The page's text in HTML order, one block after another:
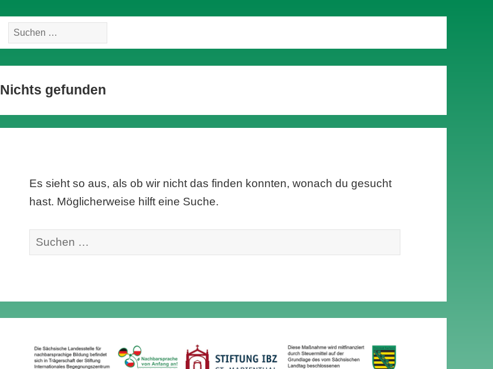
Suche
nach:
Nichts gefunden
Es sieht so aus, als ob wir nicht das finden konnten, wonach du gesucht
hast. Möglicherweise hilft eine Suche.
Suche
nach: